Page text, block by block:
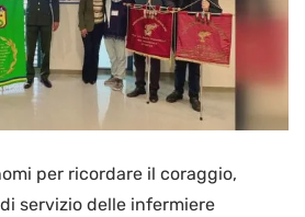
per ricordare il coraggio,
servizio delle infermiere